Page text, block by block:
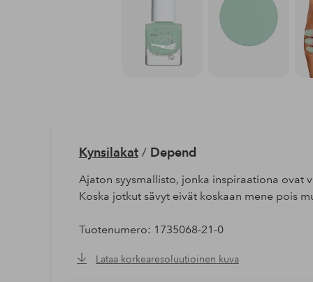
Kynsilakat/ Depend
Ajaton syysmallisto, jonka inspiraationa ovat
Koska jotkut sävyt eivät koskaan mene pois
Tuotenumero: 1735068-21-0
Lataa korkearesoluutioinen kuva